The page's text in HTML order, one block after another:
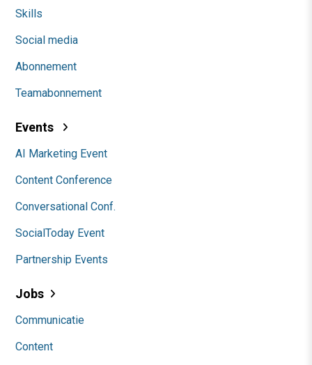
Skills
Social media
Abonnement
Teamabonnement
Events
AI Marketing Event
Content Conference
Conversational Conf.
SocialToday Event
Partnership Events
Jobs
Communicatie
Content